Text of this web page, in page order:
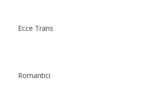
Ecce Trans
Romantici